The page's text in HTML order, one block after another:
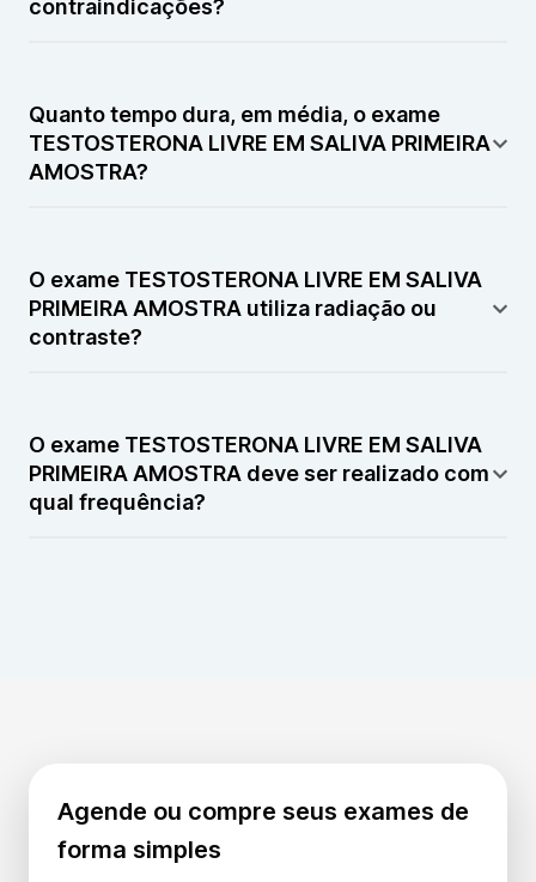
AMOSTRA é simples e confortável.
contraindicações?
AMOSTRA não possui contraindicações relevantes. É
importante apenas seguir corretamente as
orientações prévias do TESTOSTERONA LIVRE EM
Quanto tempo dura, em média, o exame
TESTOSTERONA LIVRE EM SALIVA PRIMEIRA
AMOSTRA?
AMOSTRA leva poucos minutos para a coleta da
saliva. O tempo de liberação do resultado do
TESTOSTERONA LIVRE EM SALIVA PRIMEIRA
O exame TESTOSTERONA LIVRE EM SALIVA
PRIMEIRA AMOSTRA utiliza radiação ou
contraste?
AMOSTRA não utiliza radiação nem contraste.
O exame TESTOSTERONA LIVRE EM SALIVA
PRIMEIRA AMOSTRA deve ser realizado com
qual frequência?
Agende ou compre seus exames de
forma simples